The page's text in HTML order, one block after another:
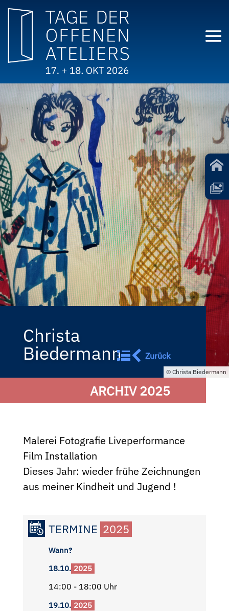
Christa
Biedermann Zurück
ARCHIV 2025
Christa Biedermann
Malerei Fotografie Liveperformance
Film Installation
Dieses Jahr: wieder frühe Zeichnungen
aus meiner Kindheit und Jugend !
TERMINE 2025
Wann?
18.10. 2025
14:00 - 18:00 Uhr
19.10. 2025